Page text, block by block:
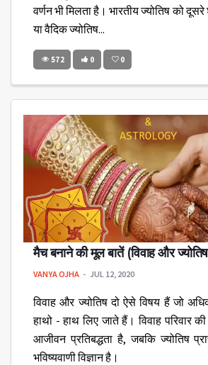
वर्णन भी मिलता है। भारतीय ज्योतिष को दूसरे
या वैदिक ज्योतिष...
572 0 0
मैच बनाने की मूल बातें (विवाह और
VANYA OJHA JUL 12, 2020
विवाह और ज्योतिष दो ऐसे विषय हैं जो
हाथो - हाथ लिए जाते हैं। विवाह
आजीवन प्रतिबद्धता है, जबकि ज्योतिष
भविष्यवाणी विज्ञान है।